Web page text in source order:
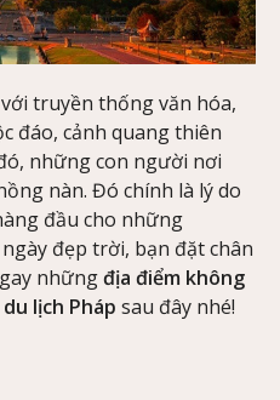
truyền thống văn hóa,
đáo, cảnh quang thiên
những con người nơi
nàn. Đó chính là lý do
đầu cho những
đẹp trời, bạn đặt chân
nhữngđịa điểm không
lịch Pháp sau đây nhé!